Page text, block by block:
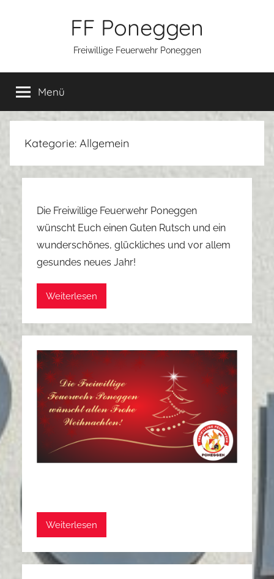
FF Poneggen
Freiwillige Feuerwehr Poneggen
Menü
Kategorie: Allgemein
Die Freiwillige Feuerwehr Poneggen
wünscht Euch einen Guten Rutsch und ein
wunderschönes, glückliches und vor allem
gesundes neues Jahr!
Weiterlesen
Weiterlesen